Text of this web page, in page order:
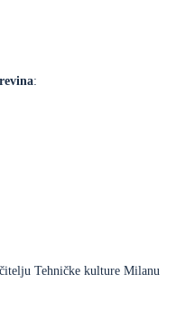
:
Tehničke kulture Milanu